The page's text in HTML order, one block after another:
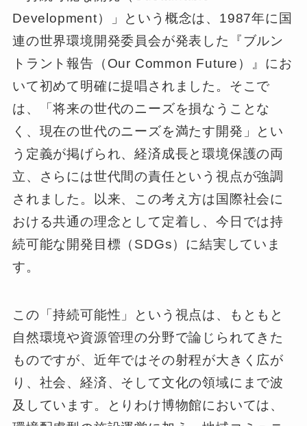
Development）」という概念は、1987年に国
連の世界環境開発委員会が発表した『ブルン
トラント報告（Our Common Future）』にお
いて初めて明確に提唱されました。そこで
は、「将来の世代のニーズを損なうことな
く、現在の世代のニーズを満たす開発」とい
う定義が掲げられ、経済成長と環境保護の両
立、さらには世代間の責任という視点が強調
されました。以来、この考え方は国際社会に
おける共通の理念として定着し、今日では持
続可能な開発目標（SDGs）に結実していま
す。
この「持続可能性」という視点は、もともと
自然環境や資源管理の分野で論じられてきた
ものですが、近年ではその射程が大きく広が
り、社会、経済、そして文化の領域にまで波
及しています。とりわけ博物館においては、